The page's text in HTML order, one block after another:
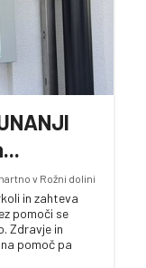
v Rožni dolini
in zahteva
pomoči se
Zdravje in
pomoč pa